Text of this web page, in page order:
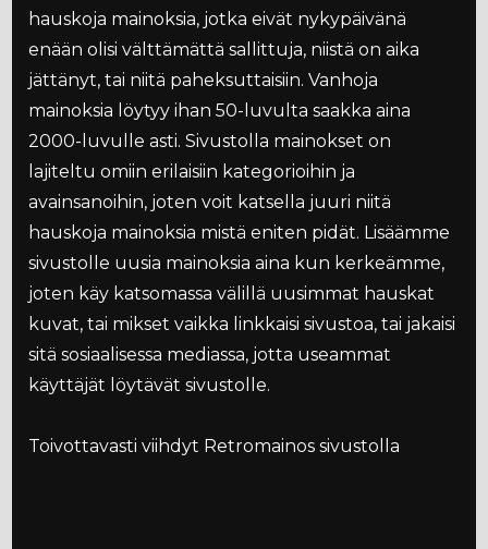
hauskoja mainoksia, jotka eivät nykypäivänä
enään olisi välttämättä sallittuja, niistä on aika
jättänyt, tai niitä paheksuttaisiin. Vanhoja
mainoksia löytyy ihan 50-luvulta saakka aina
2000-luvulle asti. Sivustolla mainokset on
lajiteltu omiin erilaisiin kategorioihin ja
avainsanoihin, joten voit katsella juuri niitä
hauskoja mainoksia mistä eniten pidät. Lisäämme
sivustolle uusia mainoksia aina kun kerkeämme,
joten käy katsomassa välillä uusimmat hauskat
kuvat, tai mikset vaikka linkkaisi sivustoa, tai jakaisi
sitä sosiaalisessa mediassa, jotta useammat
käyttäjät löytävät sivustolle.
Toivottavasti viihdyt Retromainos sivustolla